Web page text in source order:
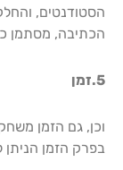
הסטודנטים,
הכתיבה, מסתמן
5.זמן
וכן, גם הזמן
בפרק הזמן